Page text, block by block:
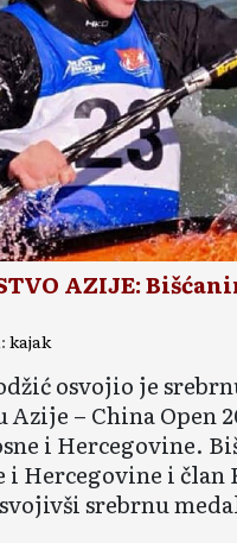
AZIJE:
kajak
osvojio je
– China Open
i Hercegovine.
i Hercegovine i
srebrnu